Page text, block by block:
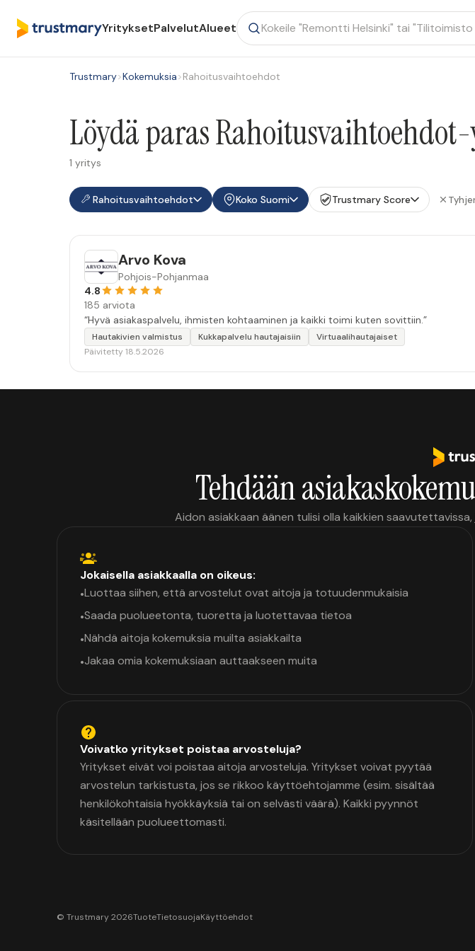
YrityksetPalvelutAlueet
Trustmary>Kokemuksia>Rahoitusvaihtoehdot
Löydä paras
1 yritys
Rahoitusvaihtoehdot Koko Suomi Trustmary Score
Arvo Kova
Pohjois-Pohjanmaa
4.8
185 arviota
“Hyvä asiakaspalvelu, ihmisten kohtaaminen ja kaikki toimi kuten sovittiin.”
Hautakivien valmistus Kukkapalvelu hautajaisiin
Virtuaalihautajaiset
Päivitetty 18.5.2026
Tehdään
Aidon asiakkaan äänen tulisi olla kaikkien
Jokaisella asiakkaalla on oikeus:
•Luottaa siihen, että arvostelut ovat aitoja ja totuudenmukaisia
•Saada puolueetonta, tuoretta ja luotettavaa tietoa
•Nähdä aitoja kokemuksia muilta asiakkailta
•Jakaa omia kokemuksiaan auttaakseen muita
Voivatko yritykset poistaa arvosteluja?
Yritykset eivät voi poistaa aitoja arvosteluja. Yritykset voivat pyytää
arvostelun tarkistusta, jos se rikkoo käyttöehtojamme (esim. sisältää
henkilökohtaisia hyökkäyksiä tai on selvästi väärä). Kaikki pyynnöt
käsitellään puolueettomasti.
© Trustmary 2026TuoteTietosuojaKäyttöehdot